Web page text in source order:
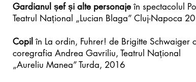
Gardianul șef și alte personajeîn spectacolul
Teatrul Național „Lucian Blaga” Cluj-Napoca
Copil în La ordin, Fuhrer! de Brigitte
coregrafia Andrea Gavriliu, Teatrul Național
„Aureliu Manea” Turda, 2016